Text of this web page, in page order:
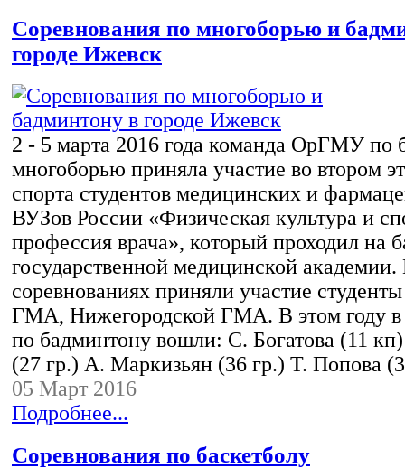
Соревнования по многоборью и
городе Ижевск
2 - 5 марта 2016 года команда ОрГМУ по
многоборью приняла участие во втором
спорта студентов медицинских и
ВУЗов России «Физическая культура и
профессия врача», который проходил на
государственной медицинской академии.
соревнованиях приняли участие
ГМА, Нижегородской ГМА. В этом году в
по бадминтону вошли: С. Богатова (11
(27 гр.) А. Маркизьян (36 гр.) Т. Попова
05 Март 2016
Подробнее...
Соревнования по баскетболу